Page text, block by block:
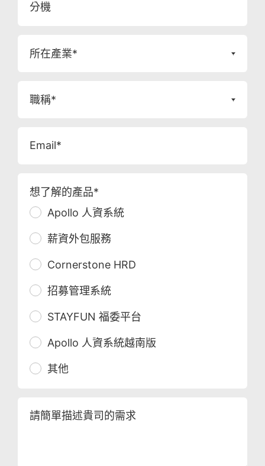
分機
所在產業*
職稱*
Email*
想了解的產品*
Apollo 人資系統
薪資外包服務
Cornerstone HRD
招募管理系統
STAYFUN 福委平台
Apollo 人資系統越南版
其他
請簡單描述貴司的需求